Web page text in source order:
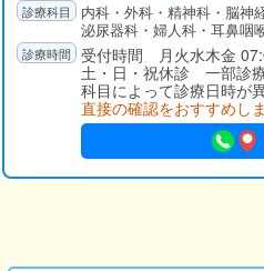
内科・外科・精神科・脳神
泌尿器科・婦人科・耳鼻咽
受付時間 月火水木金
土・日・祝休診 一部診
科目によって診療日時が
直接の確認をおすすめし